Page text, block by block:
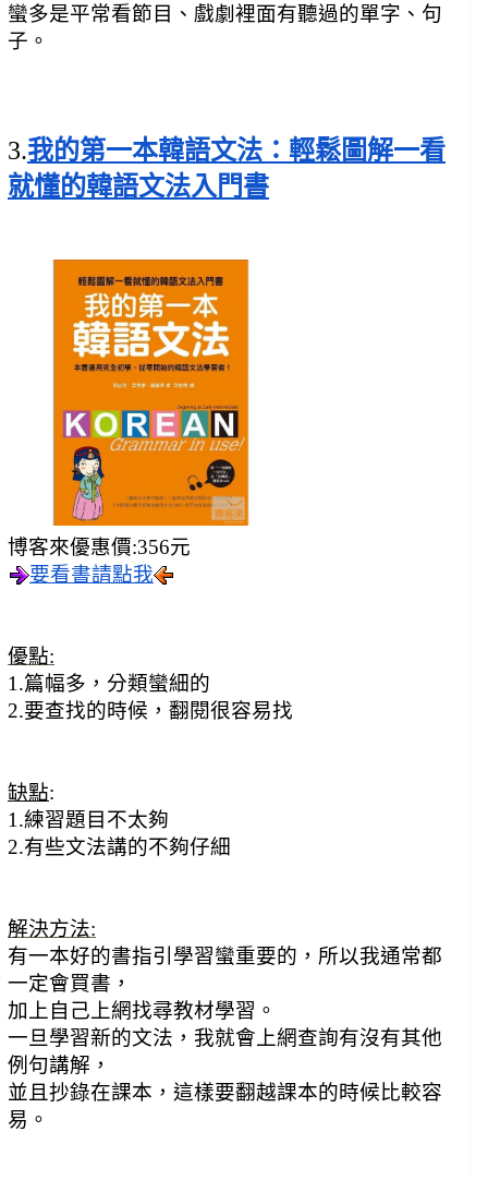
蠻多是平常看節目、戲劇裡面有聽過的單字、句
子。
3.我的第一本韓語文法：輕鬆圖解一看
就懂的韓語文法入門書
博客來優惠價:356元
要看書請點我
優點:
1.篇幅多，分類蠻細的
2.要查找的時候，翻閱很容易找
缺點:
1.練習題目不太夠
2.有些文法講的不夠仔細
解決方法:
有一本好的書指引學習蠻重要的，所以我通常都
一定會買書，
加上自己上網找尋教材學習。
一旦學習新的文法，我就會上網查詢有沒有其他
例句講解，
並且抄錄在課本，這樣要翻越課本的時候比較容
易。